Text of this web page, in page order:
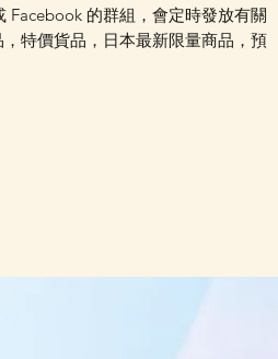
Facebook 的群組，會定時發放有關
特價貨品，日本最新限量商品，預